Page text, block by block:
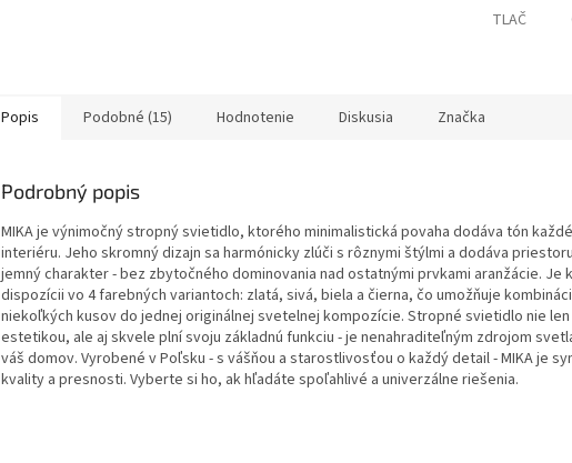
TLAČ
Popis Podobné (15) Hodnotenie Diskusia Značka
Podrobný popis
MIKA je výnimočný stropný svietidlo, ktorého minimalistická povaha dodáva tón
interiéru. Jeho skromný dizajn sa harmónicky zlúči s rôznymi štýlmi a dodáva priestoru
jemný charakter - bez zbytočného dominovania nad ostatnými prvkami aranžácie. Je k
dispozícii vo 4 farebných variantoch: zlatá, sivá, biela a čierna, čo umožňuje
niekoľkých kusov do jednej originálnej svetelnej kompozície. Stropné svietidlo nie
estetikou, ale aj skvele plní svoju základnú funkciu - je nenahraditeľným zdrojom
váš domov. Vyrobené v Poľsku - s vášňou a starostlivosťou o každý detail - MIKA je
kvality a presnosti. Vyberte si ho, ak hľadáte spoľahlivé a univerzálne riešenia.